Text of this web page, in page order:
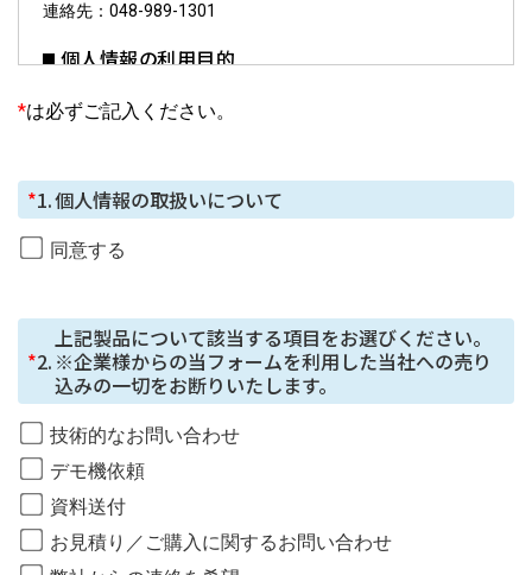
連絡先：048-989-1301
個人情報の利用目的
す。
ご本⼈の同意がある場合または法令に基づく場合を除
ん。
個⼈情報の取り扱いを外部に委託する場合は、当社が規
定する個⼈情報管理基準を満たす企業を選定して委託を
⾏い、適切な取り扱いが⾏われるよう監督します。
取得した個⼈情報の開⽰等に応じる問合せ窓⼝
本⼈からの請求等により、当社が本件により取得した個
⼈情報の利⽤⽬的の通知・開⽰・内容の訂正・追加また
は削除・利⽤の停⽌・消去または第三者への提供の停
*は必ずご記入ください。
*1.個人情報の取扱いについて
同意する
*2.
上記製品について該当する項目をお選びください。
※企業様からの当フォームを利用した当社への売り
込みの一切をお断りいたします。
技術的なお問い合わせ
デモ機依頼
資料送付
お見積り／ご購入に関するお問い合わせ